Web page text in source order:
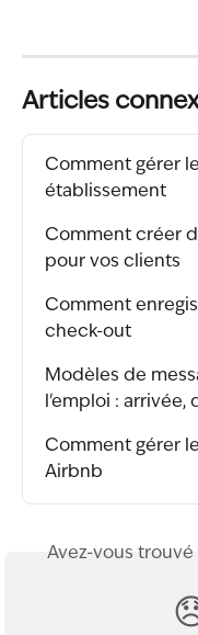
Articles
Comment gérer
établissement
Comment créer
pour vos clients
Comment
check-out
Modèles de
l'emploi : arrivée,
Comment gérer
Airbnb
Avez-vous